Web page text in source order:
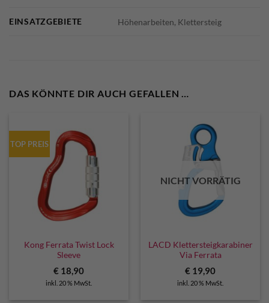
EINSATZGEBIETE Höhenarbeiten, Klettersteig
DAS KÖNNTE DIR AUCH GEFALLEN …
TOP PREIS
Kong Ferrata Twist Lock
Sleeve
€ 18,90
inkl. 20 % MwSt.
NICHT VORRÄTIG
LACD Klettersteigkarabiner
Via Ferrata
€ 19,90
inkl. 20 % MwSt.